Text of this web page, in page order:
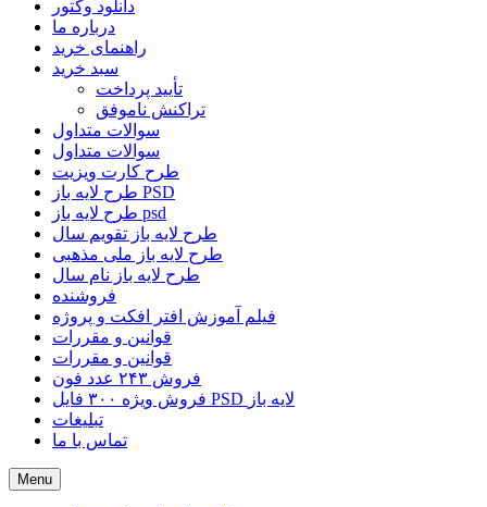
دانلود وکتور
درباره ما
راهنمای خرید
سبد خرید
تأیید پرداخت
تراکنش ناموفق
سوالات متداول
سوالات متداول
طرح کارت ویزیت
طرح لایه باز PSD
طرح لایه باز psd
طرح لایه باز تقویم سال
طرح لایه باز ملی مذهبی
طرح لایه باز نام سال
فروشنده
فیلم آموزش افتر افکت و پروژه
قوانین و مقررات
قوانین و مقررات
فروش ۲۴۳ عدد فون
فروش ویژه ۳۰۰ فایل PSD لایه باز
تبلیغات
تماس با ما
Menu